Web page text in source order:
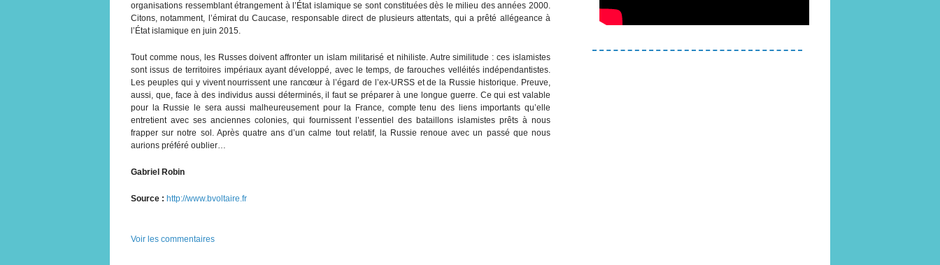
organisations ressemblant étrangement à l’État islamique se sont constituées dès le milieu des années 2000.
Citons, notamment, l’émirat du Caucase, responsable direct de plusieurs attentats, qui a prêté allégeance à
l’État islamique en juin 2015.
Tout comme nous, les Russes doivent affronter un islam militarisé et nihiliste. Autre similitude : ces islamistes
sont issus de territoires impériaux ayant développé, avec le temps, de farouches velléités indépendantistes.
Les peuples qui y vivent nourrissent une rancœur à l’égard de l’ex-URSS et de la Russie historique. Preuve,
aussi, que, face à des individus aussi déterminés, il faut se préparer à une longue guerre. Ce qui est valable
pour la Russie le sera aussi malheureusement pour la France, compte tenu des liens importants qu’elle
entretient avec ses anciennes colonies, qui fournissent l’essentiel des bataillons islamistes prêts à nous
frapper sur notre sol. Après quatre ans d’un calme tout relatif, la Russie renoue avec un passé que nous
aurions préféré oublier…
Gabriel Robin
Source : http://www.bvoltaire.fr
Voir les commentaires